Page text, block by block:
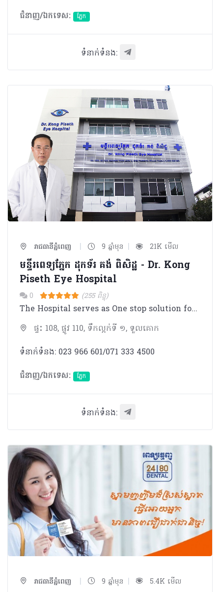
ជំនាញ/ឯកទេស: ភ្នែក​
ទំនាក់ទំនង:
រាជធានីភ្នំពេញ | 9 ឆ្នាំមុន | 21K មើល
មន្ទីរពេទ្យភ្នែក ដុកទ័រ គង់ ពិសិដ្ឋ​​ - Dr. Kong
Piseth Eye Hospital
0 (255 ពិន្ទុ)
The Hospital serves as One stop solution for complete eye care with associated services like Optical, Pharmacy, Laboratary. - Observation gallery associated with Operation Theatre for viewing ongoing surgery by family members. - 1st to launch the spectacle removal procedure LASIK in Cambodia - 1st to introduce Corneal Services (Corneal Transplantation) in Cambodia - Destination for complete eye care for Cambodia & Neighbouring countries.
ផ្ទះ 108, ផ្លូវ 110, ទឹកល្អក់ទី ១, ទួលគោក
ទំនាក់ទំនង: 023 966 601/071 333 4500
ជំនាញ/ឯកទេស:
ភ្នែក​
ទំនាក់ទំនង:
រាជធានីភ្នំពេញ | 9 ឆ្នាំមុន | 5.4K មើល